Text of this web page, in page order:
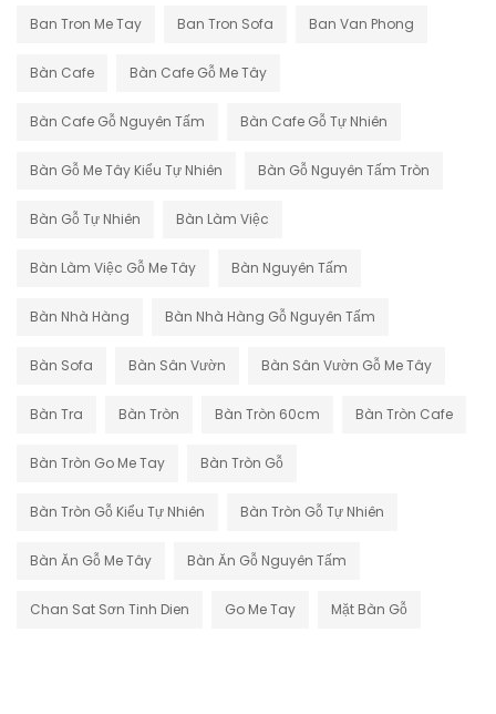
Ban Tron Me Tay Ban Tron Sofa Ban Van Phong
Bàn Cafe Bàn Cafe Gỗ Me Tây
Bàn Cafe Gỗ Nguyên Tấm Bàn Cafe Gỗ Tự Nhiên
Bàn Gỗ Me Tây Kiểu Tự Nhiên Bàn Gỗ Nguyên Tấm Tròn
Bàn Gỗ Tự Nhiên Bàn Làm Việc
Bàn Làm Việc Gỗ Me Tây Bàn Nguyên Tấm
Bàn Nhà Hàng Bàn Nhà Hàng Gỗ Nguyên Tấm
Bàn Sofa Bàn Sân Vườn Bàn Sân Vườn Gỗ Me Tây
Bàn Tra Bàn Tròn Bàn Tròn 60cm Bàn Tròn Cafe
Bàn Tròn Go Me Tay Bàn Tròn Gỗ
Bàn Tròn Gỗ Kiểu Tự Nhiên Bàn Tròn Gỗ Tự Nhiên
Bàn Ăn Gỗ Me Tây Bàn Ăn Gỗ Nguyên Tấm
Chan Sat Sơn Tinh Dien Go Me Tay Mặt Bàn Gỗ